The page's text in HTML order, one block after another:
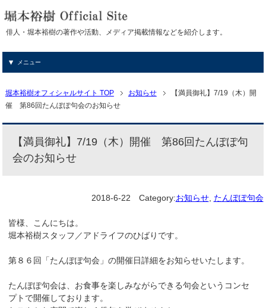
俳人・堀本裕樹の著作や活動、メディア掲載情報などを紹介します。
メニュー
堀本裕樹オフィシャルサイト TOP お知らせ
【満員御礼】7/19（木）開
催 第86回たんぽぽ句会のお知らせ
【満員御礼】7/19（木）開催 第86回たんぽぽ句
会のお知らせ
2018-6-22 Category:お知らせ, たんぽぽ句会
皆様、こんにちは。
堀本裕樹スタッフ／アドライフのひばりです。
第８６回「たんぽぽ句会」の開催日詳細をお知らせいたします。
たんぽぽ句会は、お食事を楽しみながらできる句会というコンセ
プトで開催しております。